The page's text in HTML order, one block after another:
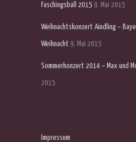
Faschingsball 2015 9. Mai 2015
Weihnachtskonzert Aindling –
Weihnacht 9. Mai 2015
Sommerkonzert 2014 – Max und
2015
Impressum